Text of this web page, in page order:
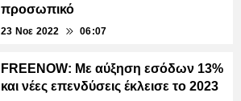
προσωπικό
23 Νοε 2022 06:07
FREENOW: Με αύξηση εσόδων 13%
και νέες επενδύσεις έκλεισε το 2023